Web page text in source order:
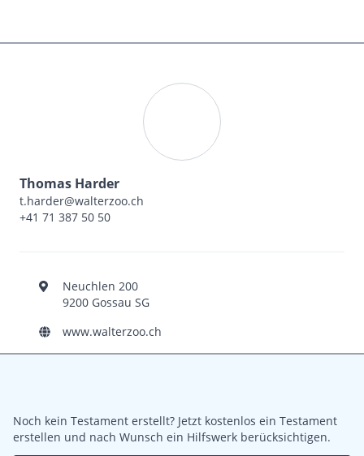
Thomas Harder
t.harder@walterzoo.ch
+41 71 387 50 50
Neuchlen 200
9200 Gossau SG
www.walterzoo.ch
Noch kein Testament erstellt? Jetzt kostenlos ein Testament
erstellen und nach Wunsch ein Hilfswerk berücksichtigen.